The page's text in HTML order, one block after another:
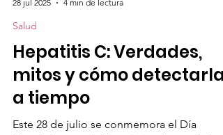
28 jul 2025
Salud
Hepatitis C: Verdades,
mitos y cómo detectarla
a tiempo